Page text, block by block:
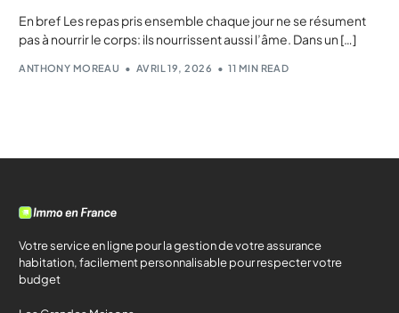
En bref Les repas pris ensemble chaque jour ne se résument
pas à nourrir le corps: ils nourrissent aussi l’âme. Dans un […]
ANTHONY MOREAU AVRIL 19, 2026 11 MIN READ
Votre service en ligne pour la gestion de votre assurance
habitation, facilement personnalisable pour respecter votre
budget